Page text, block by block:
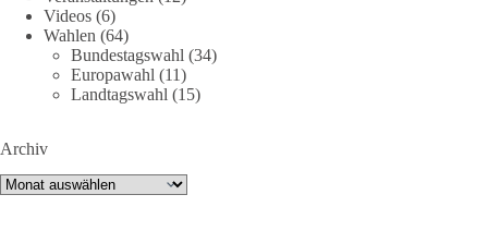
DieBasis
24 Stunden zuvor
💧 Wasser ist kein globales Experiment
Mariana Mazzucato ist Beraterin und Rednerin des World
Economic Forum (WEF). In ihrer Rede zu globalen
Herausforderungen sprach sie sich 2022 dafür aus, bestimmte
Videos (6)
Wahlen (64)
Bundestagswahl (34)
Europawahl (11)
Landtagswahl (15)
Archiv
Archiv